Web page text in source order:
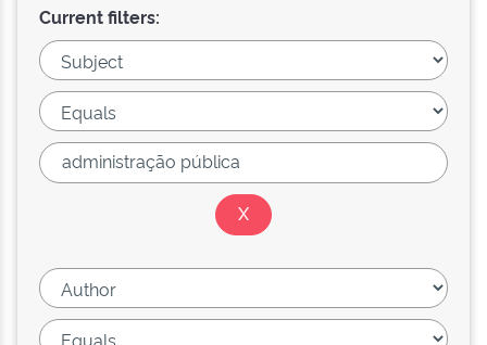
Current filters: